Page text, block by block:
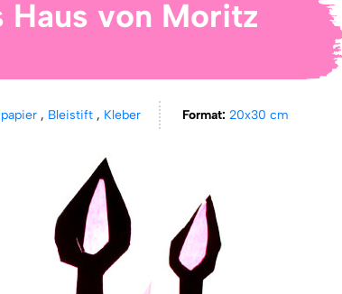
Haus von Moritz
, Bleistift , Kleber Format:20x30 cm